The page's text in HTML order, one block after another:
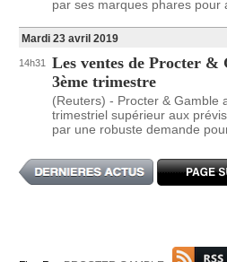
par ses marques phares pour
Mardi 23 avril 2019
14h31
Les ventes de Procter &
3ème trimestre
(Reuters) - Procter & Gamble
trimestriel supérieur aux
par une robuste demande pour